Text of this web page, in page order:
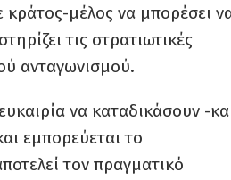
μέλος να μπορέσει
τις στρατιωτικές
ανταγωνισμού.
να καταδικάσουν -
εμπορεύεται το
τον πραγματικό